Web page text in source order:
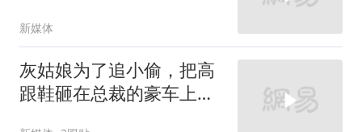
新媒体
灰姑娘为了追小偷，把高
跟鞋砸在总裁的豪车上，